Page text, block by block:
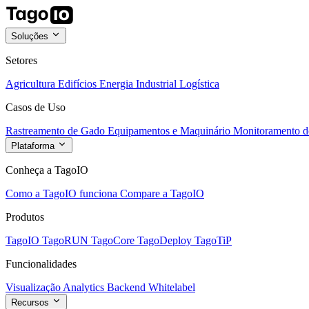
Soluções
Setores
Agricultura Edifícios Energia Industrial Logística
Casos de Uso
Rastreamento de Gado Equipamentos e Maquinário Monitoramento
Plataforma
Conheça a TagoIO
Como a TagoIO funciona Compare a TagoIO
Produtos
TagoIO TagoRUN TagoCore TagoDeploy TagoTiP
Funcionalidades
Visualização Analytics Backend Whitelabel
Recursos